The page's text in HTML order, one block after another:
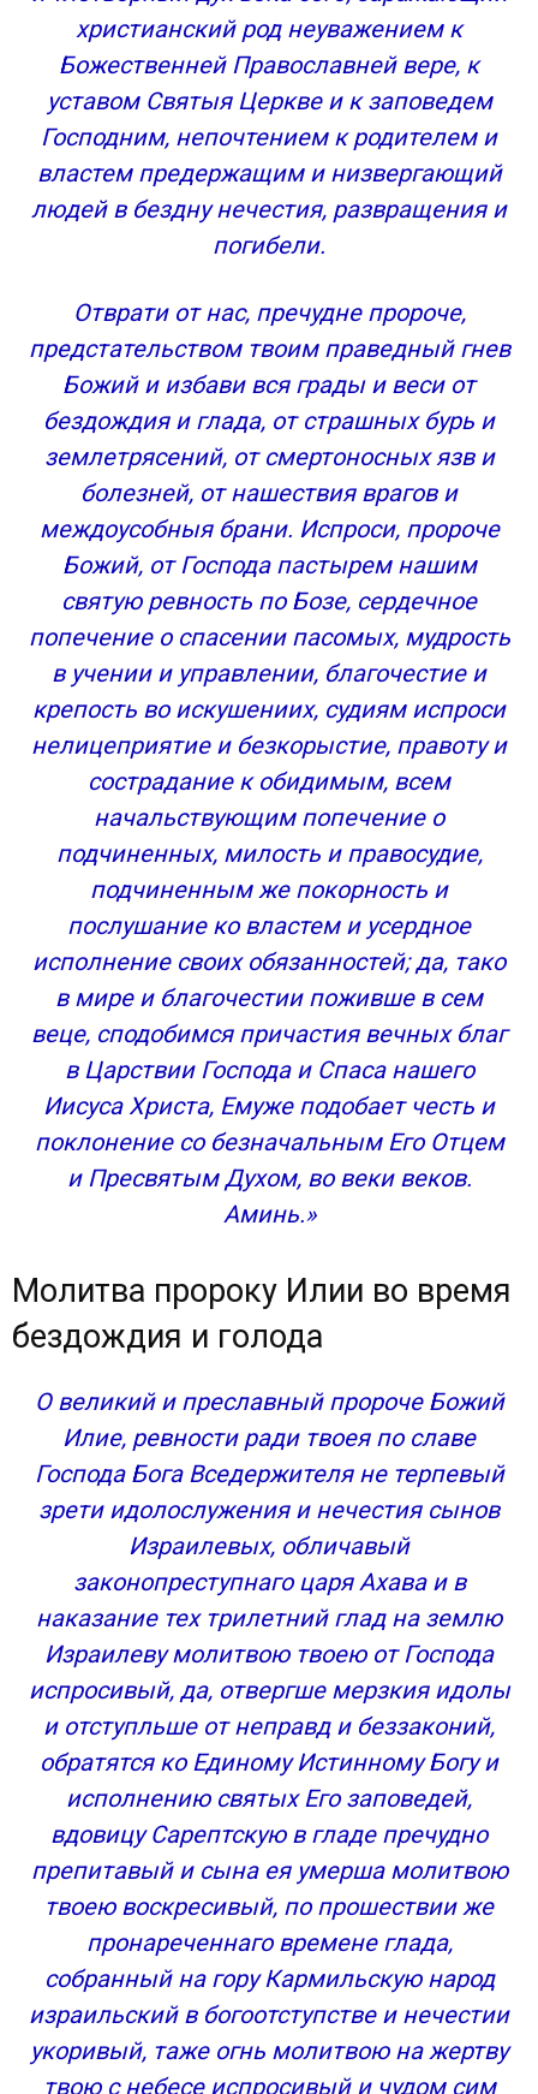
христианский род неуважением к
Божественней Православней вере, к
уставом Святыя Церкве и к заповедем
Господним, непочтением к родителем и
властем предержащим и низвергающий
людей в бездну нечестия, развращения и
погибели.
Отврати от нас, пречудне пророче,
предстательством твоим праведный гнев
Божий и избави вся грады и веси от
бездождия и глада, от страшных бурь и
землетрясений, от смертоносных язв и
болезней, от нашествия врагов и
междоусобныя брани. Испроси, пророче
Божий, от Господа пастырем нашим
святую ревность по Бозе, сердечное
попечение о спасении пасомых, мудрость
в учении и управлении, благочестие и
крепость во искушениих, судиям испроси
нелицеприятие и безкорыстие, правоту и
сострадание к обидимым, всем
начальствующим попечение о
подчиненных, милость и правосудие,
подчиненным же покорность и
послушание ко властем и усердное
исполнение своих обязанностей; да, тако
в мире и благочестии поживше в сем
веце, сподобимся причастия вечных благ
в Царствии Господа и Спаса нашего
Иисуса Христа, Емуже подобает честь и
поклонение со безначальным Его Отцем
и Пресвятым Духом, во веки веков.
Аминь.»
Молитва пророку Илии во время
бездождия и голода
О великий и преславный пророче Божий
Илие, ревности ради твоея по славе
Господа Бога Вседержителя не терпевый
зрети идолослужения и нечестия сынов
Израилевых, обличавый
законопреступнаго царя Ахава и в
наказание тех трилетний глад на землю
Израилеву молитвою твоею от Господа
испросивый, да, отвергше мерзкия идолы
и отступльше от неправд и беззаконий,
обратятся ко Единому Истинному Богу и
исполнению святых Его заповедей,
вдовицу Сарептскую в гладе пречудно
препитавый и сына ея умерша молитвою
твоею воскресивый, по прошествии же
пронареченнаго времене глада,
собранный на гору Кармильскую народ
израильский в богоотступстве и нечестии
укоривый, таже огнь молитвою на жертву
твою с небесе испросивый и чудом сим